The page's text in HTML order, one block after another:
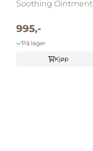
Soothing Ointment
995,-
På lager
Kjøp